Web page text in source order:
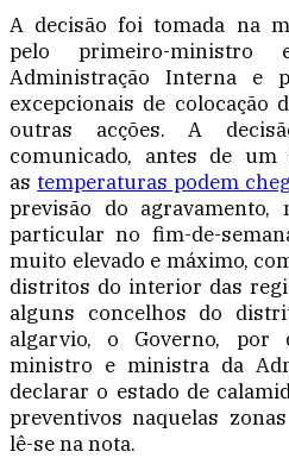
A decisão foi tomada na
pelo primeiro-
Administração Interna e
excepcionais de colocação
outras acções. A
comunicado, antes de um
astemperaturas podem
previsão do
particular no fim-de-
muito elevado e máximo,
distritos do interior das
alguns concelhos do
algarvio, o Governo, por
ministro e ministra da
declarar o estado de
preventivos naquelas
lê-se na nota.